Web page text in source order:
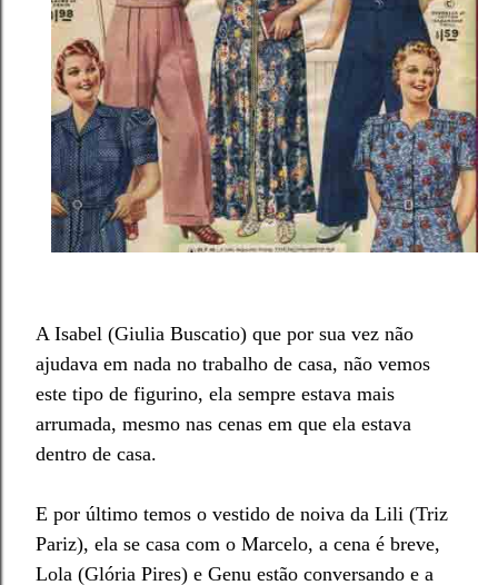
A Isabel (Giulia Buscatio) que por sua vez não
ajudava em nada no trabalho de casa, não vemos
este tipo de figurino, ela sempre estava mais
arrumada, mesmo nas cenas em que ela estava
dentro de casa.
E por último temos o vestido de noiva da Lili (Triz
Pariz), ela se casa com o Marcelo, a cena é breve,
Lola (Glória Pires) e Genu estão conversando e a